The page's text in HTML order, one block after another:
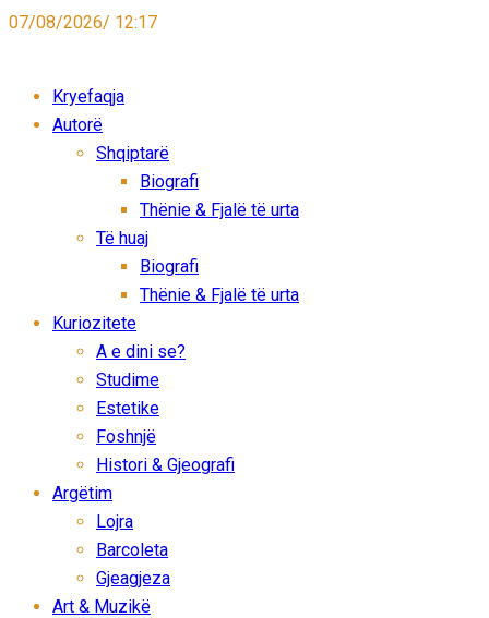
07/08/2026/ 12:17
Kryefaqja
Autorë
Shqiptarë
Biografi
Thënie & Fjalë të urta
Të huaj
Biografi
Thënie & Fjalë të urta
Kuriozitete
A e dini se?
Studime
Estetike
Foshnjë
Histori & Gjeografi
Argëtim
Lojra
Barcoleta
Gjeagjeza
Art & Muzikë